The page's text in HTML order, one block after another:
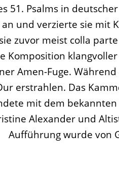
51. Psalms in
und verzierte sie mit
zuvor meist colla
Komposition
Amen-Fuge.
erstrahlen. Das
mit dem bekannten
Alexander und
Aufführung wurde von